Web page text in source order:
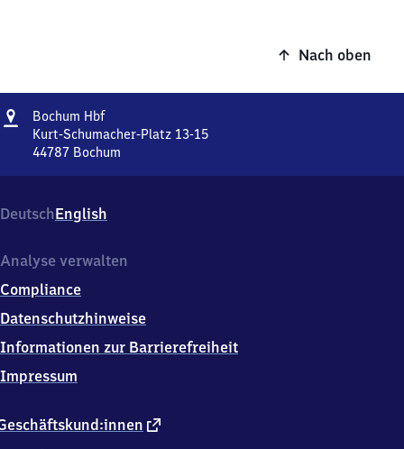
Nach oben
Adresse
Bochum HbfBochum
Hauptbahnhof
Kurt-Schumacher-Platz 13-15
44787 Bochum
Kurt-
Schumacher-
13-
4
4
8
7
Bochum
DeutschEnglish
externer
Analyse verwalten
Compliance
Datenschutzhinweise
Informationen zur Barrierefreiheit
Impressum